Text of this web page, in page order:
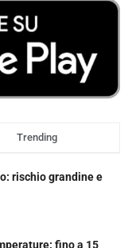
Trending
rischio grandine e
fino a 15